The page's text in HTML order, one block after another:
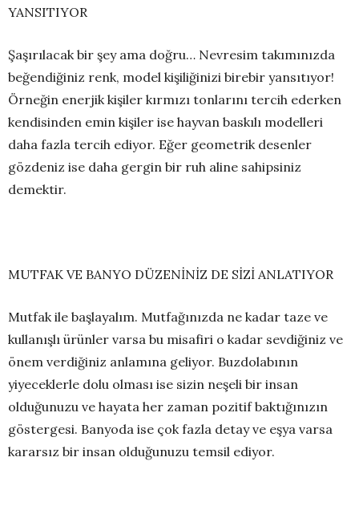
YANSITIYOR
Şaşırılacak bir şey ama doğru… Nevresim takımınızda
beğendiğiniz renk, model kişiliğinizi birebir yansıtıyor!
Örneğin enerjik kişiler kırmızı tonlarını tercih ederken
kendisinden emin kişiler ise hayvan baskılı modelleri
daha fazla tercih ediyor. Eğer geometrik desenler
gözdeniz ise daha gergin bir ruh aline sahipsiniz
demektir.
MUTFAK VE BANYO DÜZENİNİZ DE SİZİ ANLATIYOR
Mutfak ile başlayalım. Mutfağınızda ne kadar taze ve
kullanışlı ürünler varsa bu misafiri o kadar sevdiğiniz ve
önem verdiğiniz anlamına geliyor. Buzdolabının
yiyeceklerle dolu olması ise sizin neşeli bir insan
olduğunuzu ve hayata her zaman pozitif baktığınızın
göstergesi. Banyoda ise çok fazla detay ve eşya varsa
kararsız bir insan olduğunuzu temsil ediyor.